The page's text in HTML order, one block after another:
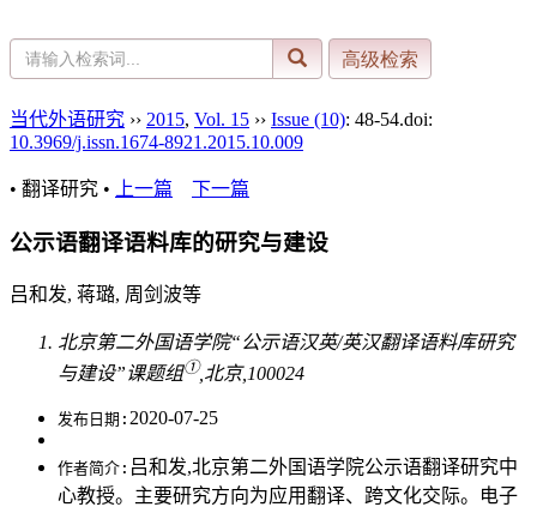
当代外语研究 ›› 2015, Vol. 15 ›› Issue (10): 48-54.doi:
10.3969/j.issn.1674-8921.2015.10.009
• 翻译研究 • 上一篇 下一篇
公示语翻译语料库的研究与建设
吕和发, 蒋璐, 周剑波等
北京第二外国语学院“公示语汉英/英汉翻译语料库研究
与建设”课题组①,北京,100024
发布日期: 2020-07-25
作者简介: 吕和发,北京第二外国语学院公示语翻译研究中
心教授。主要研究方向为应用翻译、跨文化交际。电子